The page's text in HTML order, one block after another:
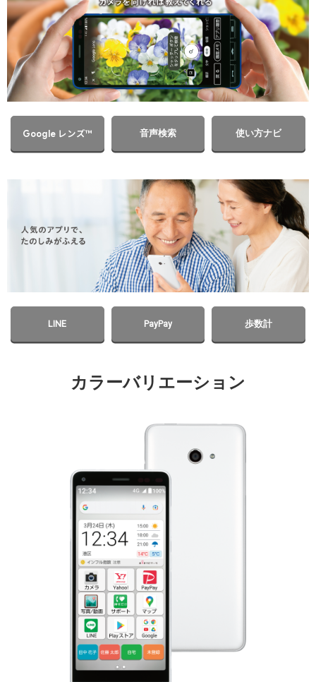
Google レンズ™ 音声検索 使い方ナビ
LINE PayPay 歩数計
カラーバリエーション